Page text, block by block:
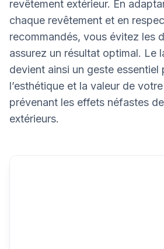
revêtement extérieur. En
chaque revêtement et en
recommandés, vous évitez les
assurez un résultat optimal. Le
devient ainsi un geste essentiel
l’esthétique et la valeur de
prévenant les effets néfastes
extérieurs.